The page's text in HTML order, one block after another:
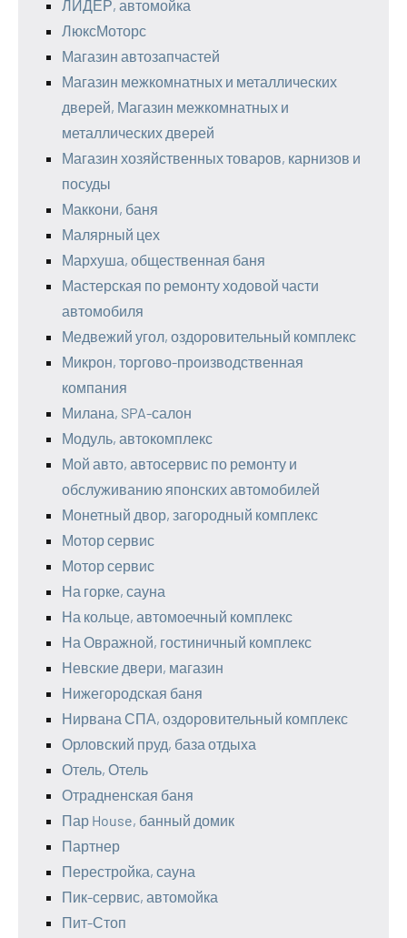
ЛИДЕР, автомойка
ЛюксМоторс
Магазин автозапчастей
Магазин межкомнатных и металлических
дверей, Магазин межкомнатных и
металлических дверей
Магазин хозяйственных товаров, карнизов и
посуды
Маккони, баня
Малярный цех
Мархуша, общественная баня
Мастерская по ремонту ходовой части
автомобиля
Медвежий угол, оздоровительный комплекс
Микрон, торгово-производственная
компания
Милана, SPA-салон
Модуль, автокомплекс
Мой авто, автосервис по ремонту и
обслуживанию японских автомобилей
Монетный двор, загородный комплекс
Мотор сервис
Мотор сервис
На горке, сауна
На кольце, автомоечный комплекс
На Овражной, гостиничный комплекс
Невские двери, магазин
Нижегородская баня
Нирвана СПА, оздоровительный комплекс
Орловский пруд, база отдыха
Отель, Отель
Отрадненская баня
Пар House, банный домик
Партнер
Перестройка, сауна
Пик-сервис, автомойка
Пит-Стоп